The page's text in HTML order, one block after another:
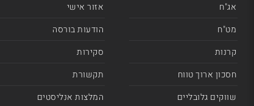
אג"ח
מט"ח
קרנות
חסכון ארוך טווח
שווקים גלובליים
אזור אישי
הודעות בורסה
סקירות
תקשורת
המלצות אנליסטים